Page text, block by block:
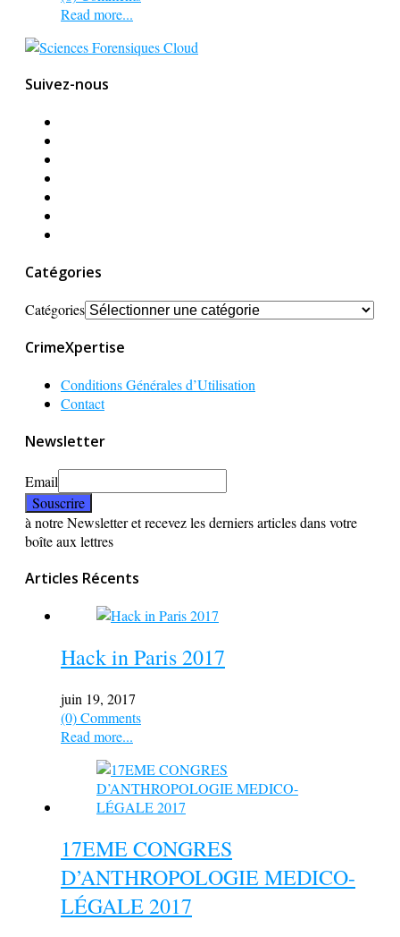
Read more...
Suivez-nous
Catégories
Catégories
CrimeXpertise
Conditions Générales d’Utilisation
Contact
Newsletter
Email
à notre Newsletter et recevez les derniers articles dans votre
boîte aux lettres
Articles Récents
Hack in Paris 2017
juin 19, 2017
(0) Comments
Read more...
17EME CONGRES
D’ANTHROPOLOGIE MEDICO-
LÉGALE 2017